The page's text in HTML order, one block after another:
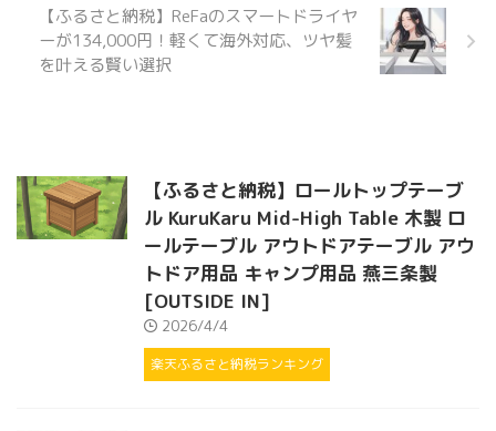
【ふるさと納税】ReFaのスマートドライヤ
ーが134,000円！軽くて海外対応、ツヤ髪
を叶える賢い選択
【ふるさと納税】ロールトップテーブ
ル KuruKaru Mid-High Table 木製 ロ
ールテーブル アウトドアテーブル アウ
トドア用品 キャンプ用品 燕三条製
[OUTSIDE IN]
2026/4/4
楽天ふるさと納税ランキング